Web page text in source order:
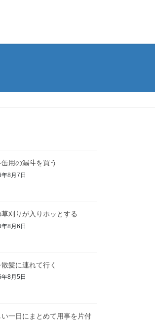
用の漏斗を買う
8月7日
刈りが入りホッとする
8月6日
髪に連れて行く
8月5日
い一日にまとめて用事を片付